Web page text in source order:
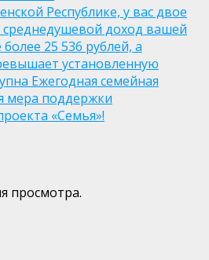
Республике, у вас двое
среднедушевой доход вашей
25 536 рублей, а
установленную
Ежегодная семейная
мера поддержки
«Семья»!
просмотра.